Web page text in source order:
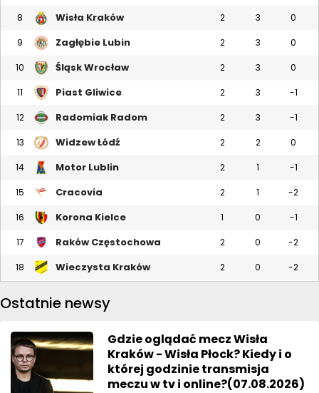
8 Wisła Kraków 2 3 0
9 Zagłębie Lubin 2 3 0
10 Śląsk Wrocław 2 3 0
11 Piast Gliwice 2 3 -1
12 Radomiak Radom 2 3 -1
13 Widzew Łódź 2 2 0
14 Motor Lublin 2 1 -1
15 Cracovia 2 1 -2
16 Korona Kielce 1 0 -1
17 Raków Częstochowa 2 0 -2
18 Wieczysta Kraków 2 0 -2
Ostatnie newsy
Gdzie oglądać mecz Wisła
Kraków - Wisła Płock? Kiedy i o
której godzinie transmisja
meczu w tv i online?(07.08.2026)